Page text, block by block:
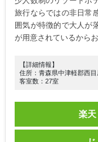
旅行ならではの非日常
囲気が特徴的で大人が
が用意されているから
【詳細情報】
住所：青森県中津軽郡西
客室数：27室
楽天